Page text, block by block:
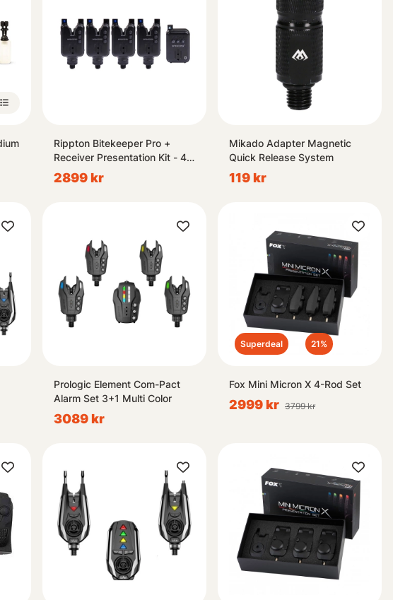
Rippton Bitekeeper Pro +
Receiver Presentation Kit - 4
Rod
2899 kr
Mikado Adapter Magnetic
Quick Release System
119 kr
Prologic Element Com-Pact
Alarm Set 3+1 Multi Color
3089 kr
Superdeal 21%
Fox Mini Micron X 4-Rod Set
2999 kr 3799 kr